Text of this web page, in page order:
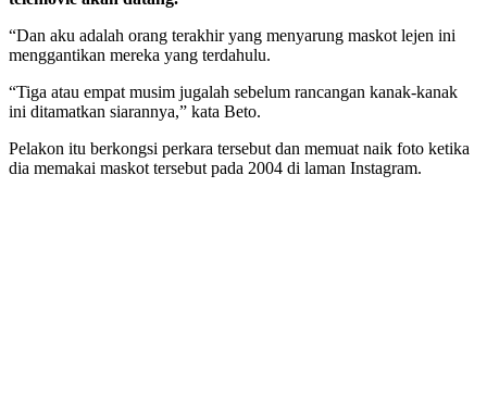
“Dan aku adalah orang terakhir yang menyarung maskot lejen ini
menggantikan mereka yang terdahulu.
“Tiga atau empat musim jugalah sebelum rancangan kanak-kanak
ini ditamatkan siarannya,” kata Beto.
Pelakon itu berkongsi perkara tersebut dan memuat naik foto ketika
dia memakai maskot tersebut pada 2004 di laman Instagram.